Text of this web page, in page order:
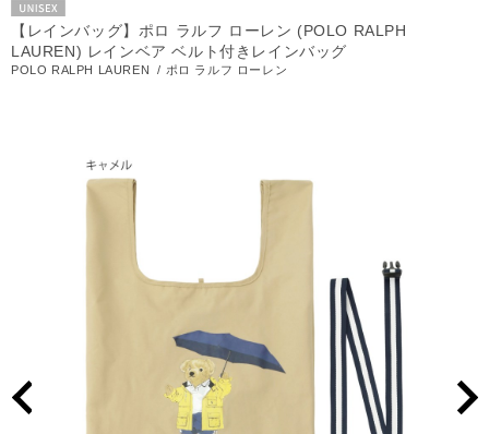
UNISEX
【レインバッグ】ポロ ラルフ ローレン (POLO RALPH
LAUREN) レインベア ベルト付きレインバッグ
POLO RALPH LAUREN / ポロ ラルフ ローレン